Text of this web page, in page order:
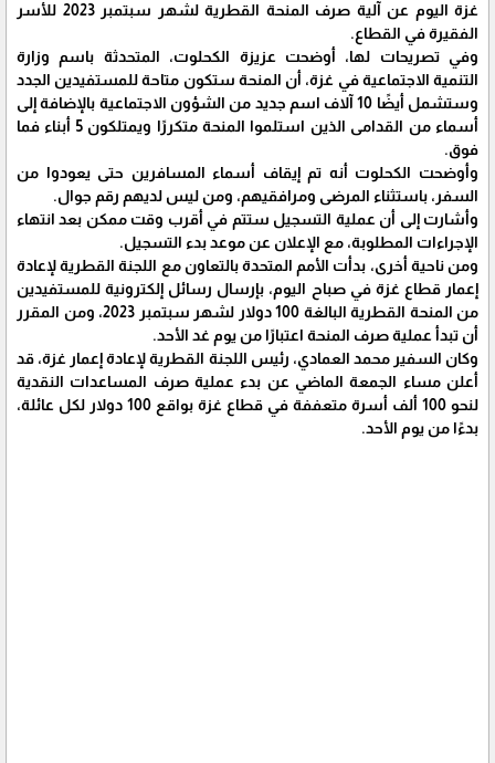
غزة اليوم عن آلية صرف المنحة القطرية لشهر سبتمبر 2023 للأسر
الفقيرة في القطاع.
وفي تصريحات لها، أوضحت عزيزة الكحلوت، المتحدثة باسم وزارة
التنمية الاجتماعية في غزة، أن المنحة ستكون متاحة للمستفيدين الجدد
وستشمل أيضًا 10 آلاف اسم جديد من الشؤون الاجتماعية بالإضافة إلى
أسماء من القدامى الذين استلموا المنحة متكررًا ويمتلكون 5 أبناء فما
فوق.
وأوضحت الكحلوت أنه تم إيقاف أسماء المسافرين حتى يعودوا من
السفر، باستثناء المرضى ومرافقيهم، ومن ليس لديهم رقم جوال.
وأشارت إلى أن عملية التسجيل ستتم في أقرب وقت ممكن بعد انتهاء
الإجراءات المطلوبة، مع الإعلان عن موعد بدء التسجيل.
ومن ناحية أخرى، بدأت الأمم المتحدة بالتعاون مع اللجنة القطرية لإعادة
إعمار قطاع غزة في صباح اليوم، بإرسال رسائل إلكترونية للمستفيدين
من المنحة القطرية البالغة 100 دولار لشهر سبتمبر 2023، ومن المقرر
أن تبدأ عملية صرف المنحة اعتبارًا من يوم غد الأحد.
وكان السفير محمد العمادي، رئيس اللجنة القطرية لإعادة إعمار غزة، قد
أعلن مساء الجمعة الماضي عن بدء عملية صرف المساعدات النقدية
لنحو 100 ألف أسرة متعففة في قطاع غزة بواقع 100 دولار لكل عائلة،
بدءًا من يوم الأحد.